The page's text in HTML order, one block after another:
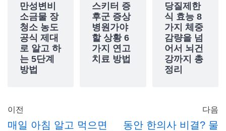
만성변비
소금물 장
청소 농도
공식 제대
로 알고 하
는 5단계
방법
스키터 증
후군 증상
병원가야
할 상황 6
가지 연고
치료 방법
당질제한
식 효능 8
가지 체중
감량을 넘
어서 뇌건
강까지 총
정리
이전
매일 아침 알고 먹으면
다음
동안 한의사 비결? 물